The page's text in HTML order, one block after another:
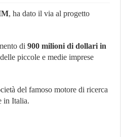
, ha dato il via al progetto
di900 milioni di dollari in
piccole e medie imprese
del famoso motore di ricerca
in Italia.